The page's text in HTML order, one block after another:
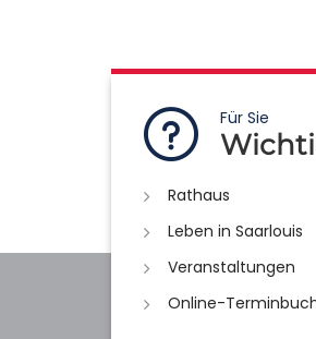
Für Sie
Rathaus
Leben in Saarlouis
Veranstaltungen
Online-